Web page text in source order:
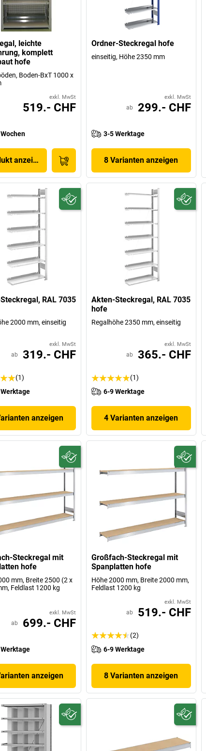
leichte
komplett
hofe
Boden-BxT 1000 x
exkl. MwSt
519.- CHF
anzeigen
Ordner-Steckregal hofe
einseitig, Höhe 2350 mm
exkl. MwSt
ab 299.- CHF
3-5 Werktage
8 Varianten anzeigen
RAL 7035
2000 mm, einseitig
exkl. MwSt
ab 319.- CHF
(1)
anzeigen
Akten-Steckregal, RAL 7035
hofe
Regalhöhe 2350 mm, einseitig
exkl. MwSt
ab 365.- CHF
(1)
6-9 Werktage
4 Varianten anzeigen
Steckregal mit
hofe
mm, Breite 2500 (2 x
Feldlast 1200 kg
exkl. MwSt
ab 699.- CHF
anzeigen
Großfach-Steckregal mit
Spanplatten hofe
Höhe 2000 mm, Breite 2000 mm,
Feldlast 1200 kg
exkl. MwSt
ab 519.- CHF
(2)
6-9 Werktage
8 Varianten anzeigen